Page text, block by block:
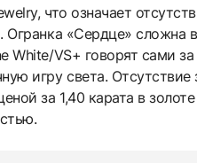
что означает
Огранка «Сердце» сложна
White/VS+ говорят сами
игру света.
за 1,40 карата в